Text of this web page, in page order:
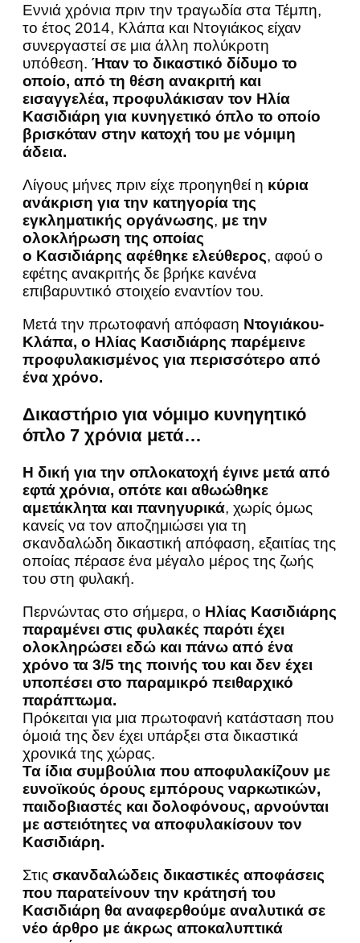
Εννιά χρόνια πριν την τραγωδία στα Τέμπη,
το έτος 2014, Κλάπα και Ντογιάκος είχαν
συνεργαστεί σε μια άλλη πολύκροτη
υπόθεση. Ήταν το δικαστικό δίδυμο το
οποίο, από τη θέση ανακριτή και
εισαγγελέα, προφυλάκισαν τον Ηλία
Κασιδιάρη για κυνηγετικό όπλο το οποίο
βρισκόταν στην κατοχή του με νόμιμη
άδεια.
Λίγους μήνες πριν είχε προηγηθεί η κύρια
ανάκριση για την κατηγορία της
εγκληματικής οργάνωσης, με την
ολοκλήρωση της οποίας
ο Κασιδιάρης αφέθηκε ελεύθερος, αφού ο
εφέτης ανακριτής δε βρήκε κανένα
επιβαρυντικό στοιχείο εναντίον του.
Μετά την πρωτοφανή απόφαση Ντογιάκου-
Κλάπα, ο Ηλίας Κασιδιάρης παρέμεινε
προφυλακισμένος για περισσότερο από
ένα χρόνο.
Δικαστήριο για νόμιμο κυνηγητικό
όπλο 7 χρόνια μετά…
Η δική για την οπλοκατοχή έγινε μετά από
εφτά χρόνια, οπότε και αθωώθηκε
αμετάκλητα και πανηγυρικά, χωρίς όμως
κανείς να τον αποζημιώσει για τη
σκανδαλώδη δικαστική απόφαση, εξαιτίας της
οποίας πέρασε ένα μέγαλο μέρος της ζωής
του στη φυλακή.
Περνώντας στο σήμερα, ο Ηλίας Κασιδιάρης
παραμένει στις φυλακές παρότι έχει
ολοκληρώσει εδώ και πάνω από ένα
χρόνο τα 3/5 της ποινής του και δεν έχει
υποπέσει στο παραμικρό πειθαρχικό
παράπτωμα.
Πρόκειται για μια πρωτοφανή κατάσταση που
όμοιά της δεν έχει υπάρξει στα δικαστικά
χρονικά της χώρας.
Τα ίδια συμβούλια που αποφυλακίζουν με
ευνοϊκούς όρους εμπόρους ναρκωτικών,
παιδοβιαστές και δολοφόνους, αρνούνται
με αστειότητες να αποφυλακίσουν τον
Κασιδιάρη.
Στις σκανδαλώδεις δικαστικές αποφάσεις
που παρατείνουν την κράτησή του
Κασιδιάρη θα αναφερθούμε αναλυτικά σε
νέο άρθρο με άκρως αποκαλυπτικά